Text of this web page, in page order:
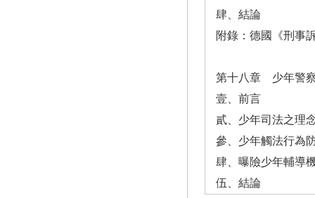
肆、結論
附錄：德國《刑事
第十八章 少年警
壹、前言
貳、少年司法之理
參、少年觸法行為
肆、曝險少年輔導
伍、結論